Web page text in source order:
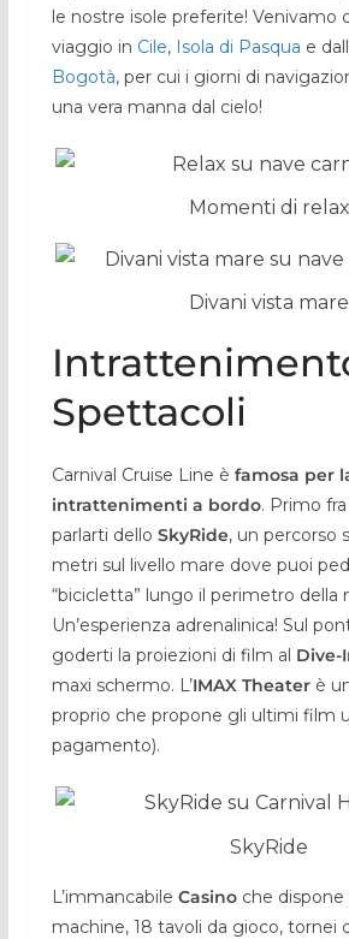
le nostre isole preferite! Venivamo
viaggio in Cile, Isola di Pasqua e
Bogotà, per cui i giorni di
una vera manna dal cielo!
Momenti di relax
Divani vista mare
Spettacoli
Carnival Cruise Line è famosa per
intrattenimenti a bordo. Primo
parlarti dello SkyRide, un percorso
metri sul livello mare dove puoi
“bicicletta” lungo il perimetro della
Un’esperienza adrenalinica! Sul
goderti la proiezioni di film al Dive-
maxi schermo. L’IMAX Theaterè
proprio che propone gli ultimi film
pagamento).
SkyRide
L’immancabile Casinoche dispone
machine, 18 tavoli da gioco, tornei